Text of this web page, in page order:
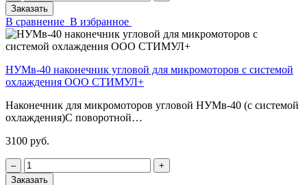
Заказать
В сравнение В избранное
НУМв-40 наконечник угловой для микромоторов с системой
охлаждения ООО СТИМУЛ+
Наконечник для микромоторов угловой НУМв-40 (с системой
охлаждения)С поворотной…
3100 руб.
‒
+
Заказать